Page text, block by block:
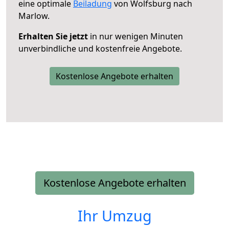
eine optimale Beiladung von Wolfsburg nach
Marlow.
Erhalten Sie jetzt in nur wenigen Minuten
unverbindliche und kostenfreie Angebote.
Kostenlose Angebote erhalten
Kostenlose Angebote erhalten
Ihr Umzug